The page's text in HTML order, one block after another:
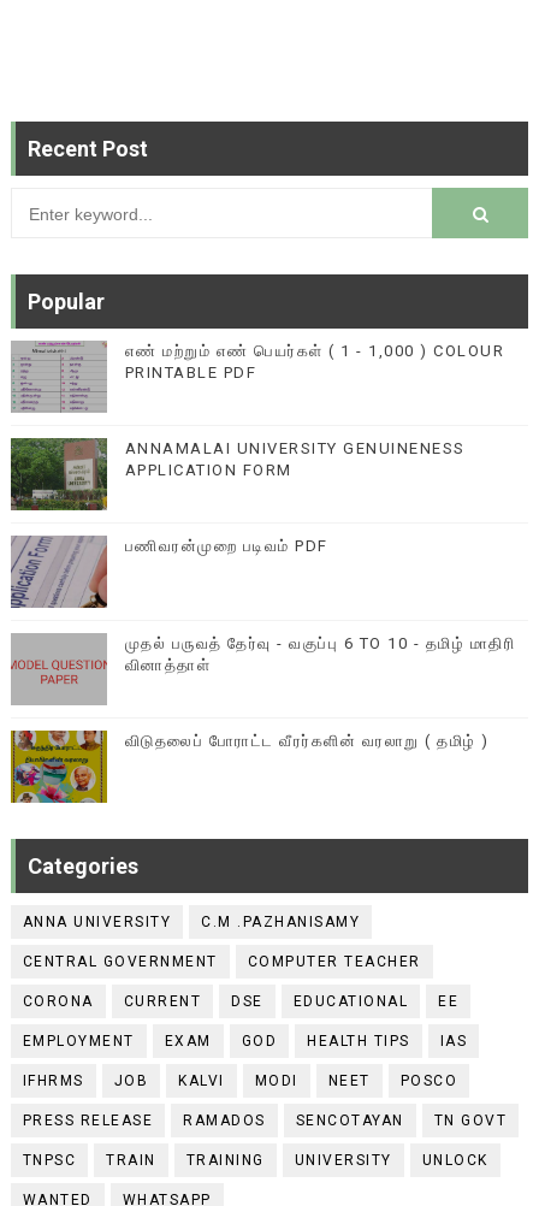
Recent Post
Popular
எண் மற்றும் எண் பெயர்கள் ( 1 - 1,000 ) COLOUR
PRINTABLE PDF
ANNAMALAI UNIVERSITY GENUINENESS
APPLICATION FORM
பணிவரன்முறை படிவம் PDF
முதல் பருவத் தேர்வு - வகுப்பு 6 TO 10 - தமிழ் மாதிரி
வினாத்தாள்
விடுதலைப் போராட்ட வீரர்களின் வரலாறு ( தமிழ் )
Categories
ANNA UNIVERSITY C.M .PAZHANISAMY
CENTRAL GOVERNMENT COMPUTER TEACHER
CORONA CURRENT DSE EDUCATIONAL EE
EMPLOYMENT EXAM GOD HEALTH TIPS IAS
IFHRMS JOB KALVI MODI NEET POSCO
PRESS RELEASE RAMADOS SENCOTAYAN TN GOVT
TNPSC TRAIN TRAINING UNIVERSITY UNLOCK
WANTED WHATSAPP